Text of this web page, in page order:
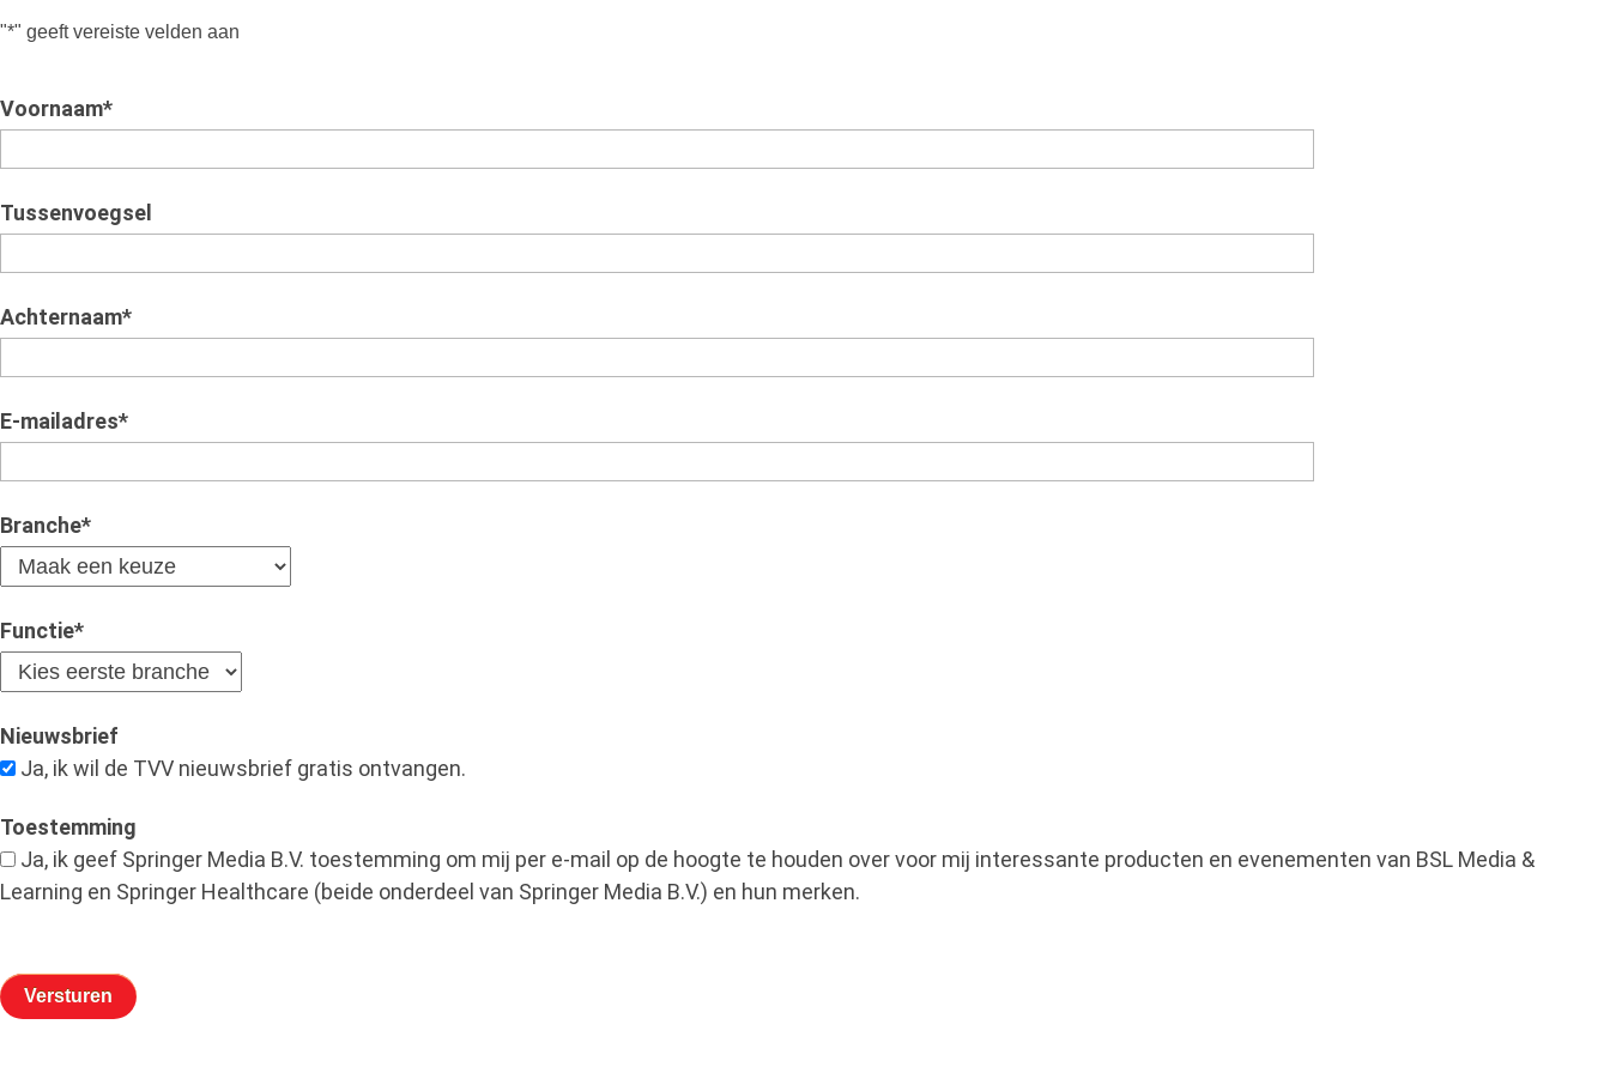
"*" geeft vereiste velden aan
Voornaam*
Tussenvoegsel
Achternaam*
E-mailadres*
Branche*
Functie*
Nieuwsbrief
Ja, ik wil de TVV nieuwsbrief gratis ontvangen.
Toestemming
Ja, ik geef Springer Media B.V. toestemming om mij per e-mail op de hoogte te houden over voor mij interessante producten en evenementen van BSL Media &
Learning en Springer Healthcare (beide onderdeel van Springer Media B.V.) en hun merken.